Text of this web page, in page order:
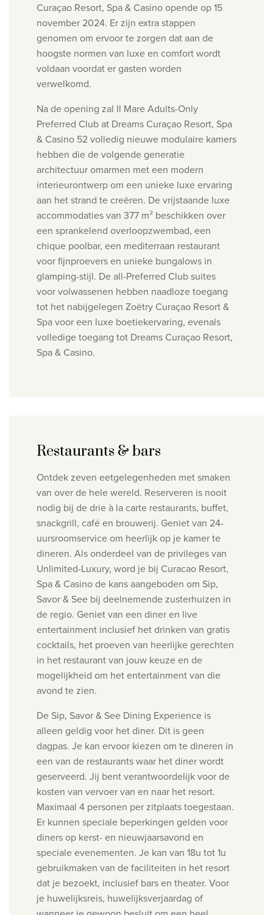
Curaçao Resort, Spa & Casino opende op 15
november 2024. Er zijn extra stappen
genomen om ervoor te zorgen dat aan de
hoogste normen van luxe en comfort wordt
voldaan voordat er gasten worden
verwelkomd.
Na de opening zal Il Mare Adults-Only
Preferred Club at Dreams Curaçao Resort, Spa
& Casino 52 volledig nieuwe modulaire kamers
hebben die de volgende generatie
architectuur omarmen met een modern
interieurontwerp om een unieke luxe ervaring
aan het strand te creëren. De vrijstaande luxe
accommodaties van 377 m² beschikken over
een sprankelend overloopzwembad, een
chique poolbar, een mediterraan restaurant
voor fijnproevers en unieke bungalows in
glamping-stijl. De all-Preferred Club suites
voor volwassenen hebben naadloze toegang
tot het nabijgelegen Zoëtry Curaçao Resort &
Spa voor een luxe boetiekervaring, evenals
volledige toegang tot Dreams Curaçao Resort,
Spa & Casino.
Restaurants & bars
Ontdek zeven eetgelegenheden met smaken
van over de hele wereld. Reserveren is nooit
nodig bij de drie à la carte restaurants, buffet,
snackgrill, café en brouwerij. Geniet van 24-
uursroomservice om heerlijk op je kamer te
dineren. Als onderdeel van de privileges van
Unlimited-Luxury, word je bij Curacao Resort,
Spa & Casino de kans aangeboden om Sip,
Savor & See bij deelnemende zusterhuizen in
de regio. Geniet van een diner en live
entertainment inclusief het drinken van gratis
cocktails, het proeven van heerlijke gerechten
in het restaurant van jouw keuze en de
mogelijkheid om het entertainment van die
avond te zien.
De Sip, Savor & See Dining Experience is
alleen geldig voor het diner. Dit is geen
dagpas. Je kan ervoor kiezen om te dineren in
een van de restaurants waar het diner wordt
geserveerd. Jij bent verantwoordelijk voor de
kosten van vervoer van en naar het resort.
Maximaal 4 personen per zitplaats toegestaan.
Er kunnen speciale beperkingen gelden voor
diners op kerst- en nieuwjaarsavond en
speciale evenementen. Je kan van 18u tot 1u
gebruikmaken van de faciliteiten in het resort
dat je bezoekt, inclusief bars en theater. Voor
je huwelijksreis, huwelijksverjaardag of